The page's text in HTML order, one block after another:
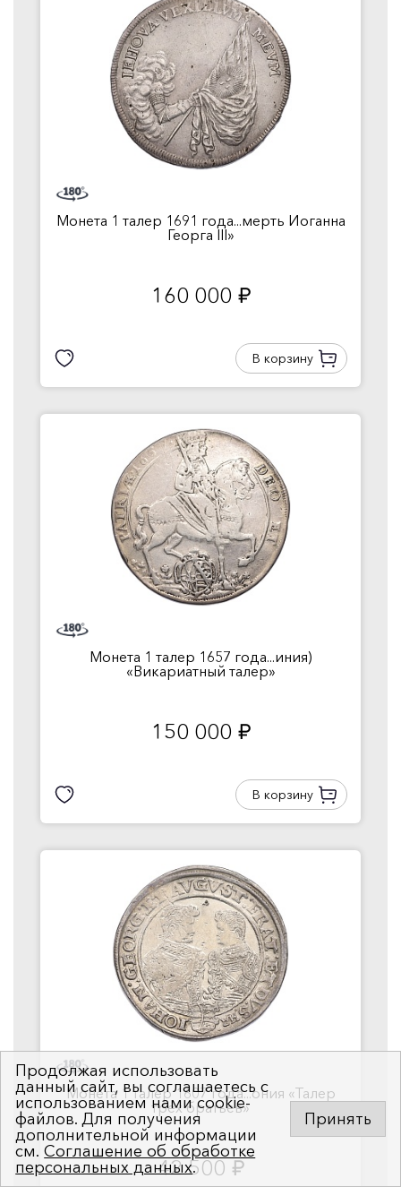
Монета 1 талер 1691 года...мерть Иоганна
Георга III»
160 000 руб.
В корзину
Монета 1 талер 1657 года...иния)
«Викариатный талер»
150 000 руб.
В корзину
Монета 1 талер 1607 года...ония «Талер
трех братьев»
42 500 руб.
Продолжая использовать
данный сайт, вы соглашаетесь с
использованием нами cookie-
файлов. Для получения
дополнительной информации
см.Соглашение об обработке
персональных данных.
Принять